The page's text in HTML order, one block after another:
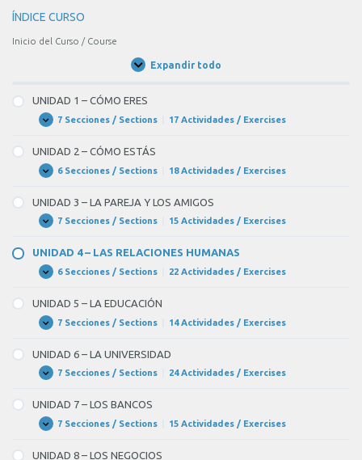
ÍNDICE CURSO
Inicio del Curso / Course
Expandir todo
Unidades
UNIDAD 1 – CÓMO ERES
Expandir
UNIDAD
–
CÓMO
ERES
7 Secciones / Sections 17 Actividades / Exercises
UNIDAD 2 – CÓMO ESTÁS
Expandir
UNIDAD
–
CÓMO
ESTÁS
6 Secciones / Sections 18 Actividades / Exercises
UNIDAD 3 – LA PAREJA Y LOS AMIGOS
Expandir
UNIDAD
–
LA
PAREJA
Y
AMIGOS
7 Secciones / Sections 15 Actividades / Exercises
UNIDAD 4 – LAS RELACIONES HUMANAS
Expandir
UNIDAD
–
LAS
RELACIONES
HUMANAS
6 Secciones / Sections 22 Actividades / Exercises
UNIDAD 5 – LA EDUCACIÓN
Expandir
UNIDAD
–
LA
EDUCACIÓN
7 Secciones / Sections 14 Actividades / Exercises
UNIDAD 6 – LA UNIVERSIDAD
Expandir
UNIDAD
–
LA
UNIVERSIDAD
7 Secciones / Sections 24 Actividades / Exercises
UNIDAD 7 – LOS BANCOS
Expandir
UNIDAD
–
7 Secciones / Sections 15 Actividades / Exercises
UNIDAD 8 – LOS NEGOCIOS